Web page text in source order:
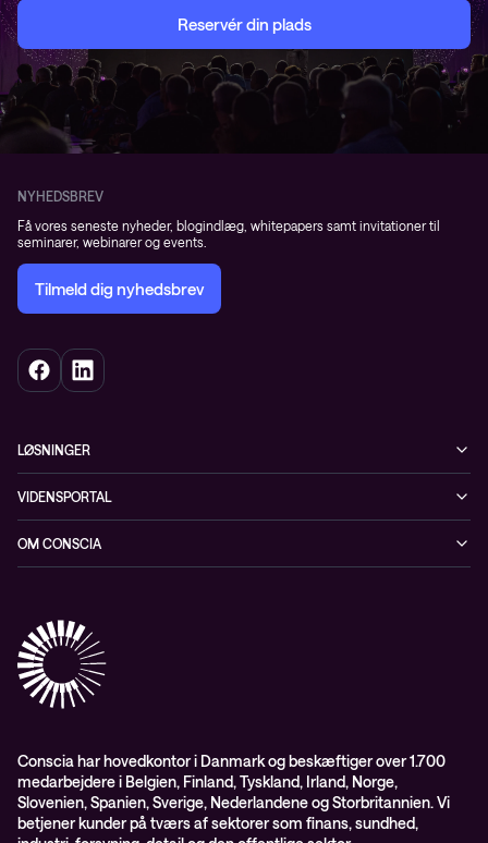
Reservér din plads
NYHEDSBREV
Få vores seneste nyheder, blogindlæg, whitepapers samt invitationer til
seminarer, webinarer og events.
Tilmeld dig nyhedsbrev
LØSNINGER
Netværk
Datacenter & Cloud
Observability
Conscia Managed Services
Conscia Services
VIDENSPORTAL
Events
Videoer
Whitepapers
OM CONSCIA
Partnere
Presserum
ISO certifikater
Proces for kundeklager
Salgs- og leveringsbetingelser
Conscia har hovedkontor i Danmark og beskæftiger over 1.700
medarbejdere i Belgien, Finland, Tyskland, Irland, Norge,
Slovenien, Spanien, Sverige, Nederlandene og Storbritannien. Vi
betjener kunder på tværs af sektorer som finans, sundhed,